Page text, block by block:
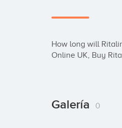
How long will
Online UK, Buy
Galería 0